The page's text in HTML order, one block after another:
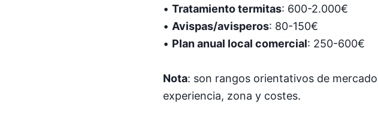
• Tratamiento termitas: 600-2.000€
• Avispas/avisperos: 80-150€
• Plan anual local comercial: 250-600€
Nota: son rangos orientativos de
experiencia, zona y costes.